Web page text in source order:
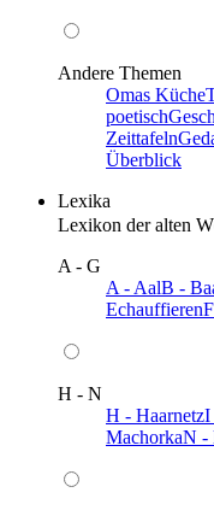
Andere Themen
Omas Küche
poetisch
Zeittafeln
Überblick
Lexika
Lexikon der alten
A - G
A - AalB -
Echauffieren
H - N
H - HaarnetzI
MachorkaN -